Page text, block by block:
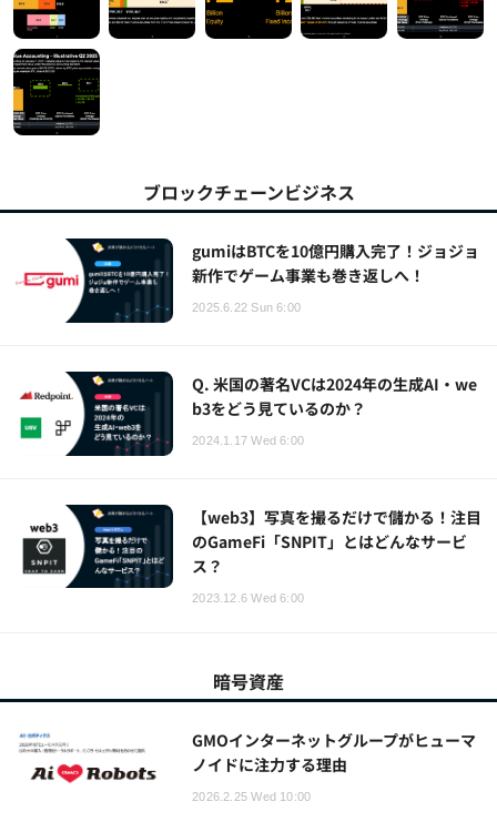
ブロックチェーンビジネス
gumiはBTCを10億円購入完了！ジョジョ
新作でゲーム事業も巻き返しへ！
2025.6.22 Sun 6:00
Q. 米国の著名VCは2024年の生成AI・we
b3をどう見ているのか？
2024.1.17 Wed 6:00
【web3】写真を撮るだけで儲かる！注目
のGameFi「SNPIT」とはどんなサービ
ス？
2023.12.6 Wed 6:00
暗号資産
GMOインターネットグループがヒューマ
ノイドに注力する理由
2026.2.25 Wed 10:00